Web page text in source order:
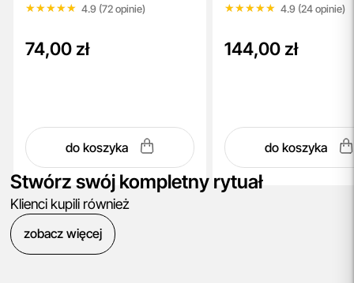
★★★★★
★★★★★ 4.9 (72 opinie)
74,00 zł
do koszyka
★★★★★
★★★★★ 4.9 (24 opinie)
144,00 zł
do koszyka
Stwórz swój kompletny rytuał
Klienci kupili również
zobacz więcej